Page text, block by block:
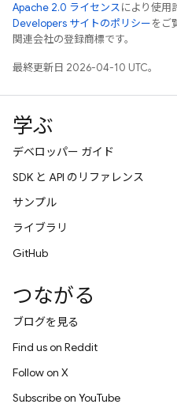
Apache 2.0 ライセンスにより使用
Developers サイトのポリシーをご
関連会社の登録商標です。
最終更新日 2026-04-10 UTC。
学ぶ
デベロッパー ガイド
SDK と API のリファレンス
サンプル
ライブラリ
GitHub
つながる
ブログを見る
Find us on Reddit
Follow on X
Subscribe on YouTube